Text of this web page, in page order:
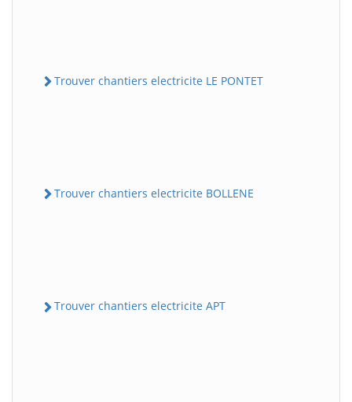
Trouver chantiers electricite LE PONTET
Trouver chantiers electricite BOLLENE
Trouver chantiers electricite APT